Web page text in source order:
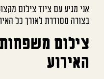
אני מגיע עם ציוד צילום
בצורה מסודרת לאורך כל
צילום
האירוע